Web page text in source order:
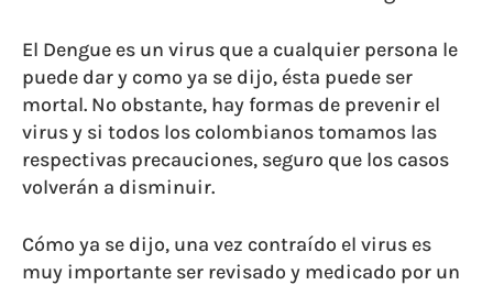
El Dengue es un virus que a cualquier persona le
puede dar y como ya se dijo, ésta puede ser
mortal. No obstante, hay formas de prevenir el
virus y si todos los colombianos tomamos las
respectivas precauciones, seguro que los casos
volverán a disminuir.
Cómo ya se dijo, una vez contraído el virus es
muy importante ser revisado y medicado por un